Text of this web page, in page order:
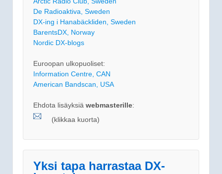
De Radioaktiva, Sweden
DX-ing i Hanabäckliden, Sweden
BarentsDX, Norway
Nordic DX-blogs
Euroopan ulkopuoliset:
Information Centre, CAN
American Bandscan, USA
Ehdota lisäyksiä webmasterille:
(klikkaa kuorta)
Yksi tapa harrastaa DX-